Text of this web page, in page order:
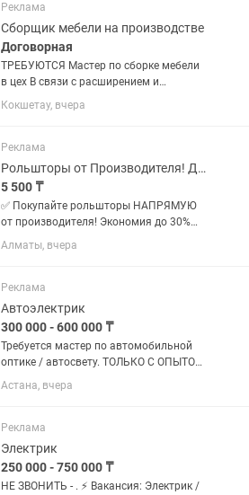
Реклама
Сборщик мебели на производстве
Договорная
ТРЕБУЮТСЯ Мастер по сборке мебели
в цех В связи с расширением и
большим объемом заказов, в
мебельный цех на постоянную работу
корпусной мебели. Что мы ожидаем
от...
Кокшетау, вчера
Реклама
Рольшторы от Производителя! Дешево! День-Ночь/Блэкаут Дуэт зебра
5 500 ₸
✅ Покупайте рольшторы НАПРЯМУЮ
от производителя! Экономия до 30%
без посредников. ✅ Собственное
производство в Казахстане: Полный
материалы (ткань, пластик,
алюминий),...
Алматы, вчера
Реклама
Автоэлектрик
300 000 - 600 000 ₸
Требуется мастер по автомобильной
оптике / автосвету. ТОЛЬКО С ОПЫТОМ
РАБОТЫ В АВТОСВЕТЕ. Чем занимается
наша компания: — регулировка и
ксеноновых и LED ламп —...
Астана, вчера
Реклама
Электрик
250 000 - 750 000 ₸
НЕ ЗВОНИТЬ - . ⚡ Вакансия: Электрик /